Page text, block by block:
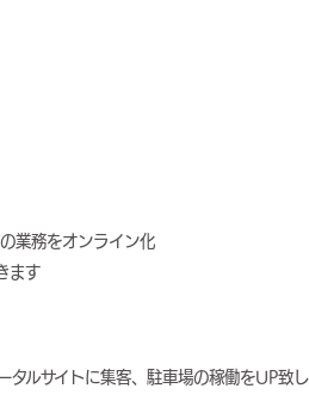
業務をオンライン化
ます
タルサイトに集客、駐車場の稼働をUP致